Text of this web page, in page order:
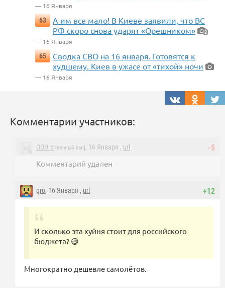
— 16 Января
63
А им все мало! В Киеве заявили, что ВС
РФ скоро снова ударят «Орешником»
2
— 16 Января
65
Сводка СВО на 16 января. Готовятся к
худшему. Киев в ужасе от «тихой» ночи
— 16 Января
Комментарии участников:
-5
ООН p [вечный бан] , 16 Января , url
Комментарий удален
+12
gro, 16 Января , url
И сколько эта хуйня стоит для российского
бюджета? 😅
Многократно дешевле самолётов.